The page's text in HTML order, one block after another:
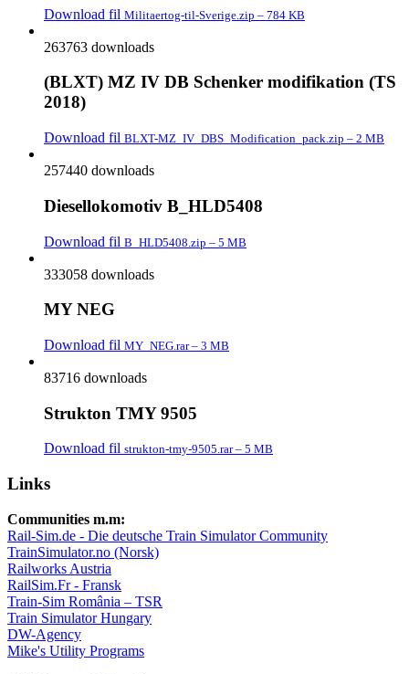
Download fil Militaertog-til-Sverige.zip – 784 KB
263763 downloads
(BLXT) MZ IV DB Schenker modifikation (TS
2018)
Download fil BLXT-MZ_IV_DBS_Modification_pack.zip – 2 MB
257440 downloads
Diesellokomotiv B_HLD5408
Download fil B_HLD5408.zip – 5 MB
333058 downloads
MY NEG
Download fil MY_NEG.rar – 3 MB
83716 downloads
Strukton TMY 9505
Download fil strukton-tmy-9505.rar – 5 MB
Links
Communities m.m:
Rail-Sim.de - Die deutsche Train Simulator Community
TrainSimulator.no (Norsk)
Railworks Austria
RailSim.Fr - Fransk
Train-Sim România – TSR
Train Simulator Hungary
DW-Agency
Mike's Utility Programs